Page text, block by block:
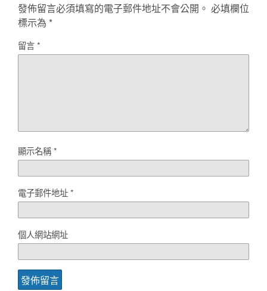
發佈留言必須填寫的電子郵件地址不會公開。 必填欄位
標示為 *
留言*
顯示名稱*
電子郵件地址*
個人網站網址